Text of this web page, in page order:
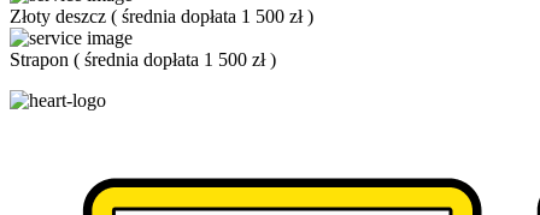
Złoty deszcz ( średnia dopłata 1 500 zł)
Strapon ( średnia dopłata 1 500 zł)